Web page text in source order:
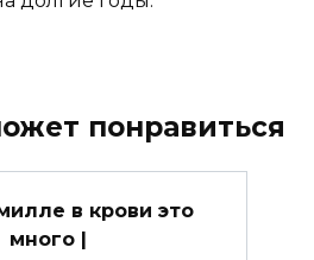
понравиться
в крови это
много |